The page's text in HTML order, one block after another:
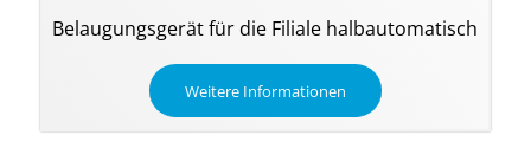
Belaugungsgerät für die Filiale halbautomatisch
Weitere Informationen